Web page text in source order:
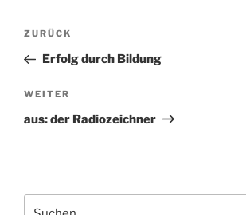
Beitragsnavigation
Vorheriger
Beitrag
ZURÜCK
Erfolg durch Bildung
Nächster
Beitrag
WEITER
aus: der Radiozeichner